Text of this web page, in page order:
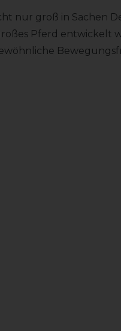
nur groß in Sachen
Pferd entwickelt